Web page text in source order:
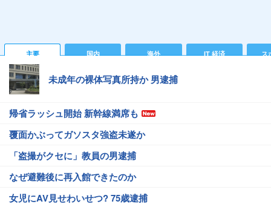
主要 国内 海外 IT 経済 ス
未成年の裸体写真所持か 男逮捕
帰省ラッシュ開始 新幹線満席も
覆面かぶってガソスタ強盗未遂か
「盗撮がクセに」教員の男逮捕
なぜ避難後に再入館できたのか
女児にAV見せわいせつ? 75歳逮捕